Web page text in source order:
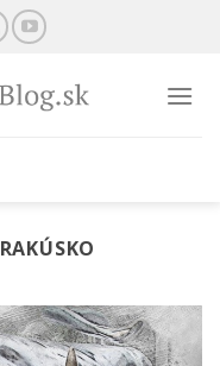
RAKÚSKO